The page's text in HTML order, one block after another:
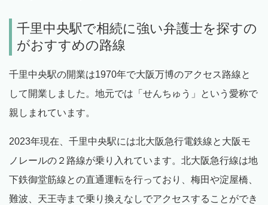
千里中央駅で相続に強い弁護士を探すの
がおすすめの路線
千里中央駅の開業は1970年で大阪万博のアクセス路線と
して開業しました。地元では「せんちゅう」という愛称で
親しまれています。
2023年現在、千里中央駅には北大阪急行電鉄線と大阪モ
ノレールの２路線が乗り入れています。北大阪急行線は地
下鉄御堂筋線との直通運転を行っており、梅田や淀屋橋、
難波、天王寺まで乗り換えなしでアクセスすることができ